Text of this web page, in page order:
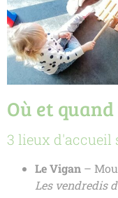
Où et
3 lieux d'accueil
Le Vigan –
Les vendredis